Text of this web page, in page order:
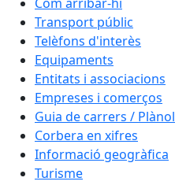
Transport públic
Telèfons d'interès
Equipaments
Entitats i associacions
Empreses i comerços
Guia de carrers / Plànol
Corbera en xifres
Informació geogràfica
Turisme